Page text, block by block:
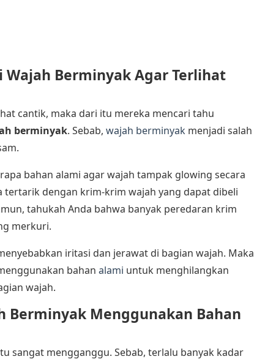
Berminyak Agar Terlihat
cantik, maka dari itu mereka mencari tahu
berminyak. Sebab, wajah berminyak menjadi salah
bahan alami agar wajah tampak glowing secara
tertarik dengan krim-krim wajah yang dapat dibeli
tahukah Anda bahwa banyak peredaran krim
merkuri.
iritasi dan jerawat di bagian wajah. Maka
bahan alami untuk menghilangkan
wajah.
Berminyak Menggunakan Bahan
sangat mengganggu. Sebab, terlalu banyak kadar